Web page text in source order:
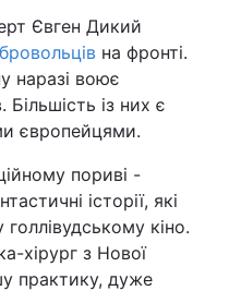
Євген Дикий
на фронті.
наразі воює
із них є
європейцями.
пориві -
історії, які
кіно.
хірург з Нової
практику, дуже